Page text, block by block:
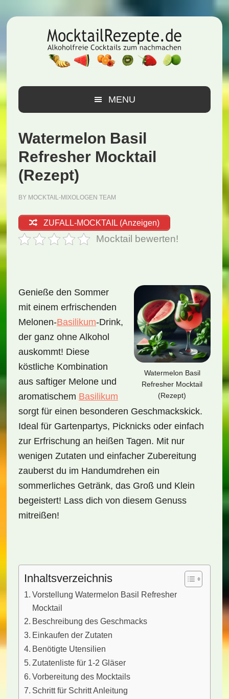
Hauptnavigation
Inhalt
Seitenspalte
MENU
Watermelon Basil
Refresher Mocktail
(Rezept)
BY MOCKTAIL-MIXOLOGEN TEAM
ZUFALL-MOCKTAIL (Anzeigen)
Mocktail bewerten!
Watermelon Basil
Refresher Mocktail
(Rezept)
Genieße den Sommer
mit einem erfrischenden
Melonen-Basilikum-Drink,
der ganz ohne Alkohol
auskommt! Diese
köstliche Kombination
aus saftiger Melone und
aromatischem Basilikum
sorgt für einen besonderen Geschmackskick.
Ideal für Gartenpartys, Picknicks oder einfach
zur Erfrischung an heißen Tagen. Mit nur
wenigen Zutaten und einfacher Zubereitung
zauberst du im Handumdrehen ein
sommerliches Getränk, das Groß und Klein
begeistert! Lass dich von diesem Genuss
mitreißen!
Inhaltsverzeichnis
Vorstellung Watermelon Basil Refresher
Mocktail
Beschreibung des Geschmacks
Einkaufen der Zutaten
Benötigte Utensilien
Zutatenliste für 1-2 Gläser
Vorbereitung des Mocktails
Schritt für Schritt Anleitung